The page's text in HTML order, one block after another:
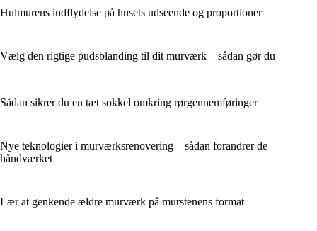
Hulmurens indflydelse på husets udseende og proportioner
Vælg den rigtige pudsblanding til dit murværk – sådan gør du
Sådan sikrer du en tæt sokkel omkring rørgennemføringer
Nye teknologier i murværksrenovering – sådan forandrer de
håndværket
Lær at genkende ældre murværk på murstenens format